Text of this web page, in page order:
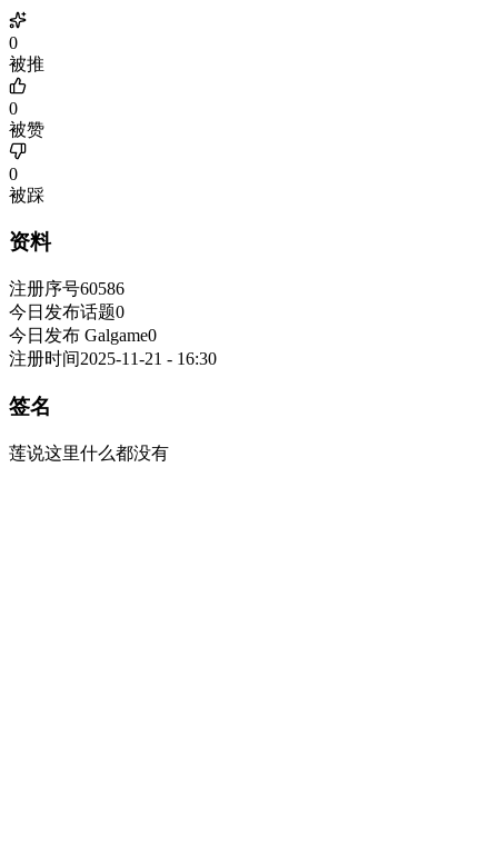
0
被推
0
被赞
0
被踩
资料
注册序号60586
今日发布话题0
今日发布 Galgame0
注册时间2025-11-21 - 16:30
签名
莲说这里什么都没有